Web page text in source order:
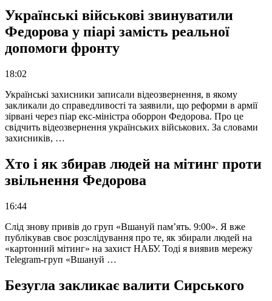
Українські військові звинуватили
Федорова у піарі замість реальної
допомоги фронту
18:02
Українські захисники записали відеозвернення, в якому
закликали до справедливості та заявили, що реформи в армії
зірвані через піар екс-міністра оборрон Федорова. Про це
свідчить відеозвернення українських військових. За словами
захисників, …
Хто і як збирав людей на мітинг проти
звільнення Федорова
16:44
Слід знову привів до груп «Вшануй пам’ять. 9:00». Я вже
публікував своє розслідування про те, як збирали людей на
«картонний мітинг» на захист НАБУ. Тоді я виявив мережу
Telegram-груп «Вшануй …
Безугла закликає валити Сирського